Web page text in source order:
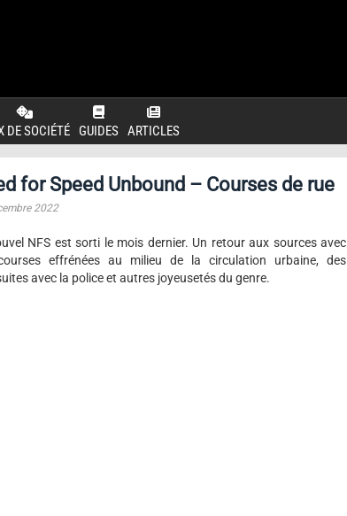
DE SOCIÉTÉ GUIDES ARTICLES
for Speed Unbound – Courses de rue
2022
NFS est sorti le mois dernier. Un retour aux sources avec
effrénées au milieu de la circulation urbaine, des
avec la police et autres joyeusetés du genre.